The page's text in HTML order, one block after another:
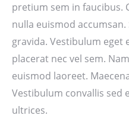
pretium sem in faucibus.
nulla euismod
gravida. Vestibulum
placerat nec vel sem.
euismod laoreet.
Vestibulum convallis sed
ultrices.